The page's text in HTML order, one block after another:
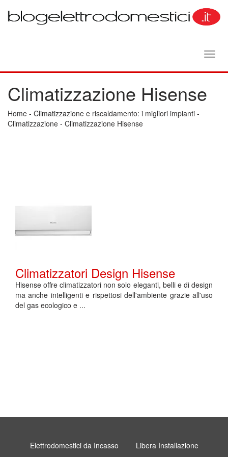
Climatizzazione Hisense
Home - Climatizzazione e riscaldamento: i migliori impianti -
Climatizzazione - Climatizzazione Hisense
Climatizzatori Design Hisense
Hisense offre climatizzatori non solo eleganti, belli e di design
ma anche intelligenti e rispettosi dell'ambiente grazie all'uso
del gas ecologico e ...
Elettrodomestici da Incasso
Libera Installazione